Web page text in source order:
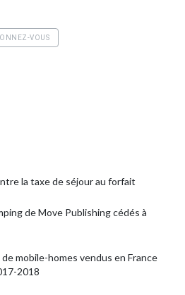
VOUS
la taxe de séjour au forfait
de Move Publishing cédés à
mobile-homes vendus en France
2018